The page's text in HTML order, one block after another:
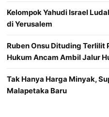
Kelompok Yahudi Israel
di Yerusalem
Ruben Onsu Dituding Terlilit
Hukum Ancam Ambil Jalur
Tak Hanya Harga Minyak,
Malapetaka Baru